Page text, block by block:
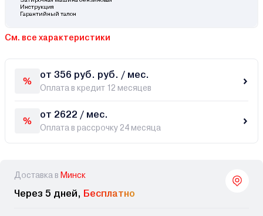
Инструкция
Гарантийный талон
См. все характеристики
от 356 руб. руб. / мес.
Оплата в кредит 12 месяцев
от 2622 / мес.
Оплата в рассрочку 24 месяца
Доставка в Минск
Через 5 дней, Бесплатно